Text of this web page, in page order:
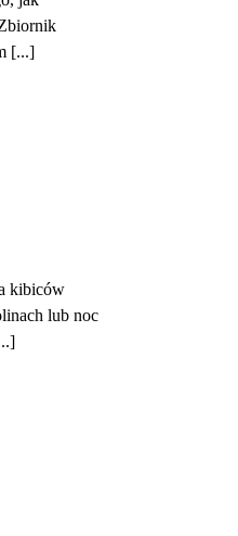
[...]
kibiców
lub noc